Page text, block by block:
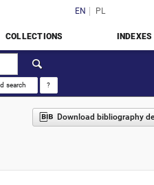
EN PL
COLLECTIONS INDEXES
search ?
Download bibliography